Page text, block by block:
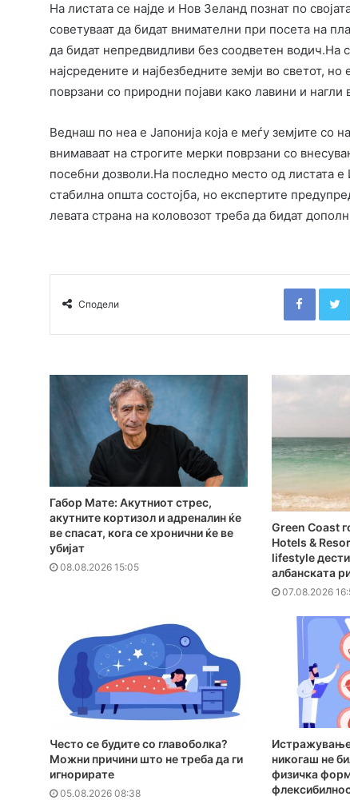
На листата се најде и Нов Зеланд познат по
советуваат да бидат внимателни при посета на
да бидат непредвидливи без соодветен водич.На
најсредените и најбезбедните земји во светот,
поврзани со природни појави како лавини и
Веднаш по неа е Јапонија која е меѓу земјите со
внимаваат на строгите мерки поврзани со
посебни дозволи.На последно место од листата е
стабилна општа состојба, но експертите
левата страна на коловозот треба да бидат
Сподели
Габор Мате: Акутниот стрес,
акутните кортизол и адреналин ќе
ве спасат, кога се хронични ќе ве
убијат
08.08.2026 15:05
Green Coast
Hotels &
lifestyle
албанската
07.08.2026
Често се будите со главоболка?
Можни причини што не треба да ги
игнорирате
05.08.2026 08:38
никогаш не
физичка